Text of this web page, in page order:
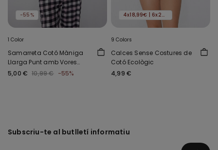
-55%
1 Color
Samarreta Cotó Màniga
Llarga Punt amb Vores
Frunzides
5,00 € 10,99 € -55%
4x18,99€ | 6x24,99€
9 Colors
Calces Sense Costures de
Cotó Ecològic
4,99 €
Subscriu-te al butlletí informatiu